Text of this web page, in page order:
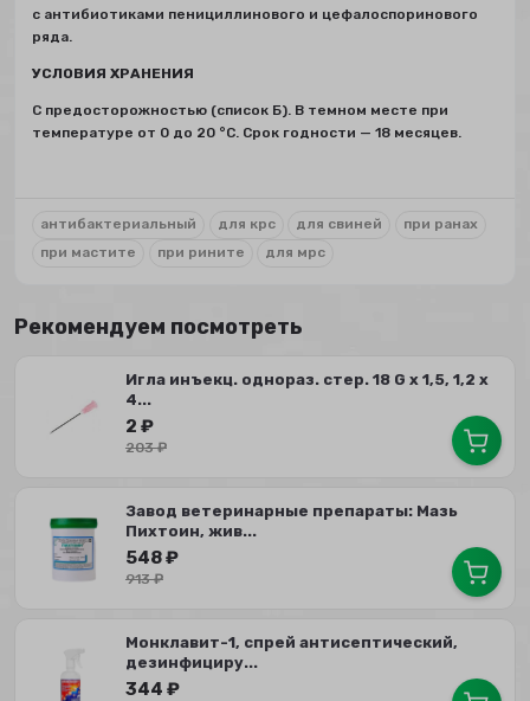
с антибиотиками пенициллинового и цефалоспоринового
ряда.
УСЛОВИЯ ХРАНЕНИЯ
С предосторожностью (список Б). В темном месте при
температуре от 0 до 20 °С. Срок годности — 18 месяцев.
антибактериальный для крс для свиней
при ранах
при мастите
при рините для мрс
Рекомендуем посмотреть
Игла инъекц. однораз. стер. 18 G х 1,5, 1,2 х
4...
2 ₽
203₽
Завод ветеринарные препараты: Мазь
Пихтоин, жив...
548₽
913₽
Монклавит-1, спрей антисептический,
дезинфициру...
344 ₽